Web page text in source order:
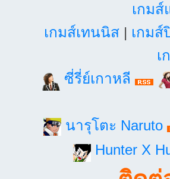
เกมส์
เกมส์เทนนิส| เกมส์
เ
ซี่รี่ย์เกาหลี
นารุโตะ Naruto
Hunter X